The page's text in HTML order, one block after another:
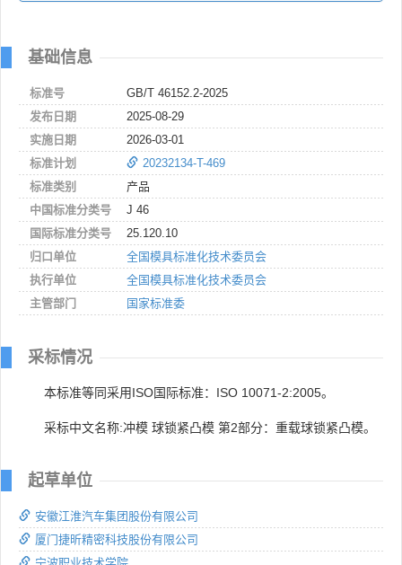
基础信息
标准号
GB/T 46152.2-2025
发布日期
2025-08-29
实施日期
2026-03-01
标准计划
20232134-T-469
标准类别
产品
中国标准分类号
J 46
国际标准分类号
25.120.10
归口单位
全国模具标准化技术委员会
执行单位
全国模具标准化技术委员会
主管部门
国家标准委
采标情况
本标准等同采用ISO国际标准：ISO 10071-2:2005。
采标中文名称:冲模 球锁紧凸模 第2部分：重载球锁紧凸模。
起草单位
安徽江淮汽车集团股份有限公司
厦门捷昕精密科技股份有限公司